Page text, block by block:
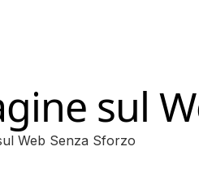
sul
Web Senza Sforzo